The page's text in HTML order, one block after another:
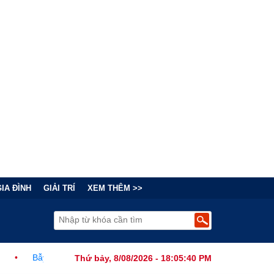
ĐÌNH GIẢI TRÍ XEM THÊM >>
Thứ bảy, 8/08/2026 - 18:05:41 PM
Đằng Sau "Cơn Sốt" Trà Sữa Nhượng Quyền: Lợi Nhuận Thuộc